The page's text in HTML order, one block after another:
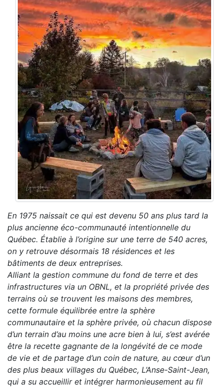
En 1975 naissait ce qui est devenu 50 ans plus tard la
plus ancienne éco-communauté intentionnelle du
Québec. Établie à l’origine sur une terre de 540 acres,
on y retrouve désormais 18 résidences et les
bâtiments de deux entreprises.
Alliant la gestion commune du fond de terre et des
infrastructures via un OBNL, et la propriété privée des
terrains où se trouvent les maisons des membres,
cette formule équilibrée entre la sphère
communautaire et la sphère privée, où chacun dispose
d’un terrain d’au moins une acre bien à lui, s’est avérée
être la recette gagnante de la longévité de ce mode
de vie et de partage d’un coin de nature, au cœur d’un
des plus beaux villages du Québec, L’Anse-Saint-Jean,
qui a su accueillir et intégrer harmonieusement au fil